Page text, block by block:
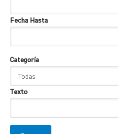
Fecha Hasta
Categoría
Texto